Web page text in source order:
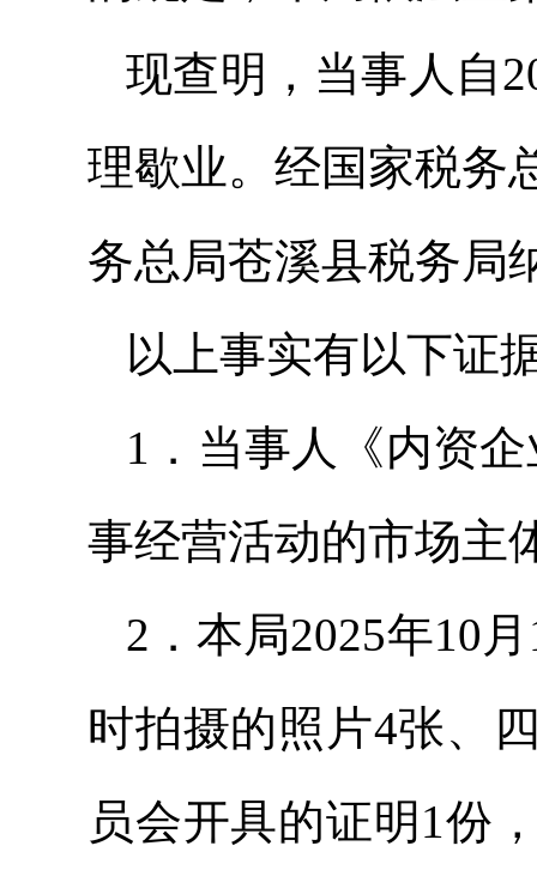
现查明，当事人自
理歇业。经国家税务
务总局苍溪县税务局
以上事实有以下证
1．当事人《内资
事经营活动的市场主
2．本局2025年10
时拍摄的照片4张、
员会开具的证明1份